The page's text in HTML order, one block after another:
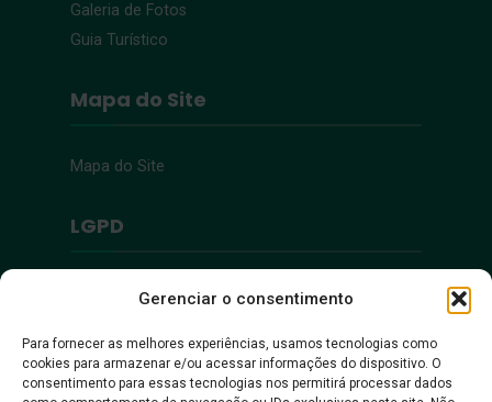
Gerenciar o consentimento
Para fornecer as melhores experiências, usamos tecnologias como
cookies para armazenar e/ou acessar informações do dispositivo. O
consentimento para essas tecnologias nos permitirá processar dados
Galeria de Fotos
Guia Turístico
Mapa do Site
Mapa do Site
LGPD
Política de Privacidade
Acessibilidade